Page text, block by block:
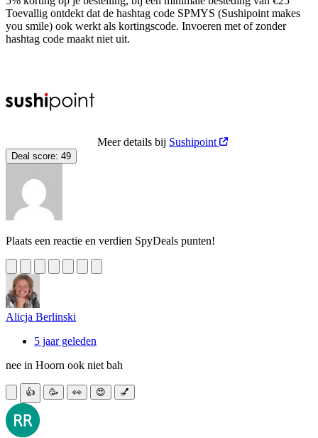
Toevallig ontdekt dat de hashtag code SPMYS (Sushipoint makes
you smile) ook werkt als kortingscode. Invoeren met of zonder
hashtag code maakt niet uit.
Meer details bij Sushipoint
Deal score: 49
Plaats een reactie en verdien SpyDeals punten!
Alicja Berlinski
5 jaar geleden
nee in Hoorn ook niet bah
👍 🥳 👀 😍 💅